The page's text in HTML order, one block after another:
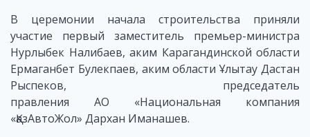
В церемонии начала строительства приняли
участие первый заместитель премьер-министра
Нурлыбек Налибаев, аким Карагандинской области
Ермаганбет Булекпаев, аким области Ұлытау Дастан
Рыспеков, председатель
правления АО «Национальная компания
«ҚазАвтоЖол» Дархан Иманашев.